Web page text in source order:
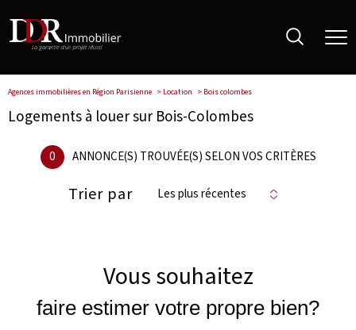
Agences immobilières en Région Parisienne Location Bois colombes
Logements à louer sur Bois-Colombes
0 ANNONCE(S) TROUVÉE(S) SELON VOS CRITÈRES
Trier par Les plus récentes
Vous souhaitez
faire estimer votre propre bien?